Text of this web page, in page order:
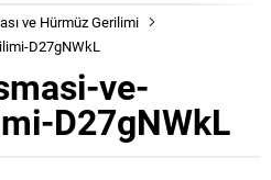
ve Hürmüz Gerilimi
D27gNWkL
ve-
D27gNWkL